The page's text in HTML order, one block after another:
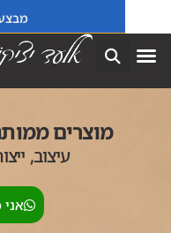
מבצע
מוצרים
עיצוב, ייצור
אני כאן